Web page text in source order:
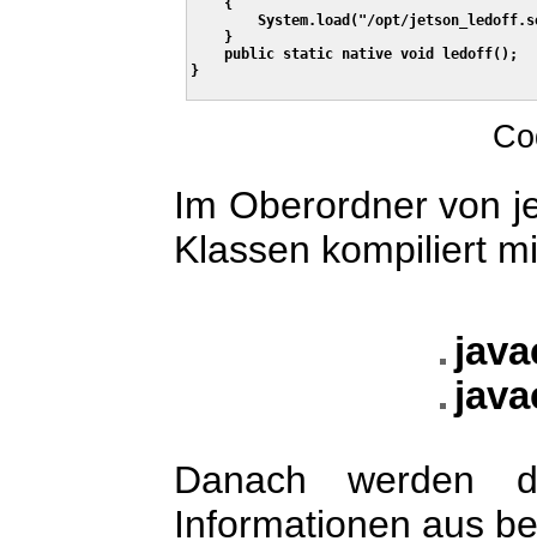
    {
System.load("/opt/
    }
    public static native void ledoff();
}
Im Oberordner von
Klassen kompiliert
Danach werden
Informationen aus